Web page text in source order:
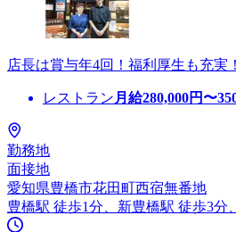
店長は賞与年4回！福利厚生も充実
レストラン 月給280,000円〜
勤務地
面接地
愛知県豊橋市花田町西宿無番地
豊橋駅 徒歩1分、新豊橋駅 徒歩3分